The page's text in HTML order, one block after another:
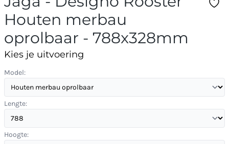
Houten merbau
oprolbaar - 788x328mm
Kies je uitvoering
Model:
Lengte:
Hoogte: